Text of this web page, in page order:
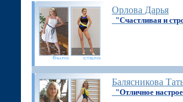
Орлова Дарья
"Счастливая и
Балясникова
"Отличное